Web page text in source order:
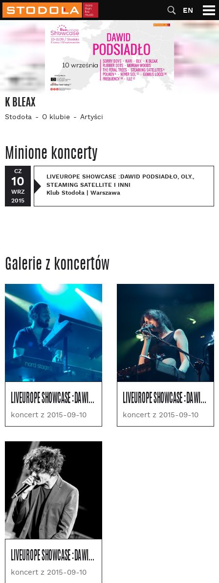
EN
K BLEAX
Stodoła O klubie Artyści
Minione koncerty
CZ
10
WRZ
2015
LIVEUROPE SHOWCASE :DAWID PODSIADŁO, OLY.,
STEAMING SATELLITE I INNI
Klub Stodoła | Warszawa
Galerie z koncertów
LIVEUROPE SHOWCASE :DAWID PODSIADŁO, OLY., STEAMING SATELLITE I INNI
koncert z 2015-09-10
LIVEUROPE SHOWCASE :DAWID PODSIADŁO, OLY., STEAMING SATELLITE I INNI
koncert z 2015-09-10
LIVEUROPE SHOWCASE :DAWID PODSIADŁO, OLY., STEAMING SATELLITE I INNI
koncert z 2015-09-10